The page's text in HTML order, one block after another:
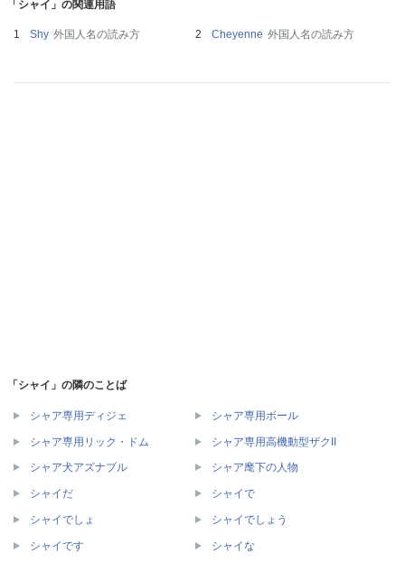
「シャイ」の関連用語
Shy 外国人名の読み方 Cheyenne 外国人名の読み方
「シャイ」の隣のことば
シャア専用ディジェ シャア専用ボール
シャア専用リック・ドム シャア専用高機動型ザクII
シャア犬アズナブル シャア麾下の人物
シャイだ シャイで
シャイでしょ シャイでしょう
シャイです シャイな